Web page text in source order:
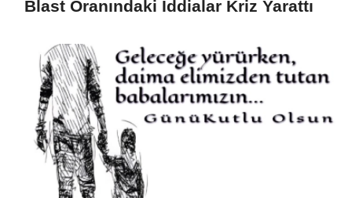
Blast Oranındaki İddialar Kriz Yarattı